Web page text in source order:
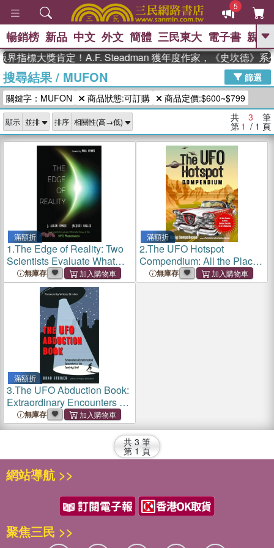
5
GO
The Odyssey 、
父親節 、 如果歷史是一群喵 、 暑期
推薦 、 國際布克獎 臺灣漫遊錄 、
念華 、 台灣的李登輝時代 、 數學女
孩：黎曼猜想
偉大的迷走神經
暢銷榜 新品 中文 外文 簡體 三民東大 電子書 親子
指標大獎肯定！A.F. Steadman 獲年度作家，《史坎德》系
搜尋結果/ MUFON
篩選
關鍵字：MUFON
商品狀態:可訂購 商品定價:$600~$799
顯示 排序 共 3 筆
第 1 / 1 頁
滿額折
1.The Edge of Reality: Two
Scientists Evaluate What
We Know of the UFO
Phenomenon
無庫存
滿額折
2.The UFO Hotspot
Compendium: All the Places
to Visit Before You Die or
Are Abducted
無庫存
滿額折
3.The UFO Abduction Book:
Extraordinary Encounters of
the Terrifying Kind
無庫存
共 3 筆
第 1 頁
網站導航 >>
聚焦三民 >>